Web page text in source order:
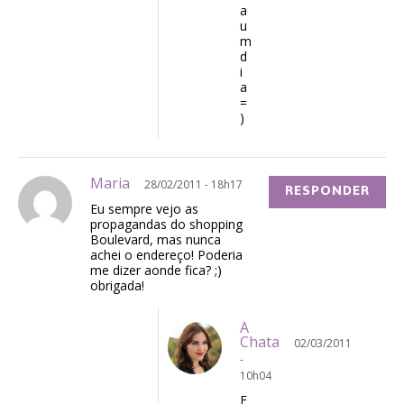
a
u
m
d
i
a
=
)
Maria 28/02/2011 - 18h17
Eu sempre vejo as
propagandas do shopping
Boulevard, mas nunca
achei o endereço! Poderia
me dizer aonde fica? ;)
obrigada!
RESPONDER
A
Chata
02/03/2011
-
10h04
F